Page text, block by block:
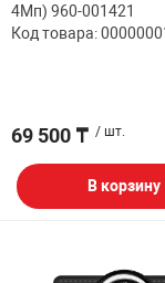
4Мп) 960-001421
Код товара:
69 500 ₸ / шт.
В корзину